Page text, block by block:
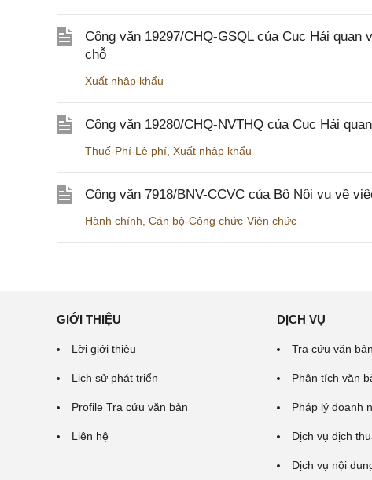
Công văn 19297/CHQ-GSQL của Cục Hải
chỗ
Xuất nhập khẩu
Công văn 19280/CHQ-NVTHQ của Cục Hải
Thuế-Phí-Lệ phí Xuất nhập khẩu
Công văn 7918/BNV-CCVC của Bộ Nội vụ về
Hành chính Cán bộ-Công chức-Viên chức
GIỚI THIỆU
Lời giới thiệu
Lịch sử phát triển
Profile Tra cứu văn bản
Liên hệ
DỊCH VỤ
Tra cứu văn bản
Phân tích văn
Pháp lý doanh
Dịch vụ dịch
Dịch vụ nội